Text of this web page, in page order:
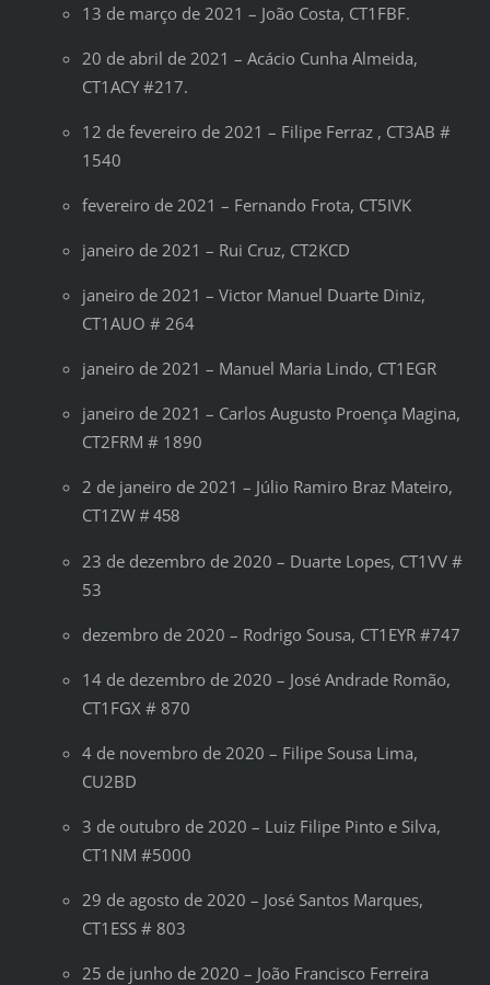
13 de março de 2021 – João Costa, CT1FBF.
20 de abril de 2021 – Acácio Cunha Almeida,
CT1ACY #217.
12 de fevereiro de 2021 – Filipe Ferraz , CT3AB #
1540
fevereiro de 2021 – Fernando Frota, CT5IVK
janeiro de 2021 – Rui Cruz, CT2KCD
janeiro de 2021 – Victor Manuel Duarte Diniz,
CT1AUO # 264
janeiro de 2021 – Manuel Maria Lindo, CT1EGR
janeiro de 2021 – Carlos Augusto Proença Magina,
CT2FRM # 1890
2 de janeiro de 2021 – Júlio Ramiro Braz Mateiro,
CT1ZW# 458
23 de dezembro de 2020 – Duarte Lopes, CT1VV #
53
dezembro de 2020 – Rodrigo Sousa, CT1EYR #747
14 de dezembro de 2020 – José Andrade Romão,
CT1FGX # 870
4 de novembro de 2020 – Filipe Sousa Lima,
CU2BD
3 de outubro de 2020 – Luiz Filipe Pinto e Silva,
CT1NM #5000
29 de agosto de 2020 – José Santos Marques,
CT1ESS # 803
25 de junho de 2020 – João Francisco Ferreira